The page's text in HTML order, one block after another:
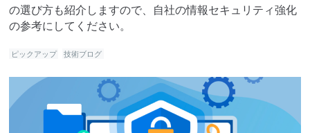
の選び方も紹介しますので、自社の情報セキュリティ強化
の参考にしてください。
ピックアップ 技術ブログ